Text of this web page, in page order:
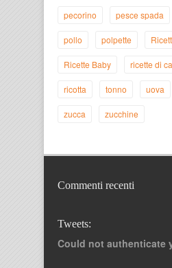
pecorino pesce spada
pollo polpette
Ricette Baby ricette di
ricotta tonno uova
zucca zucchine
Commenti recenti
Tweets:
Could not authenticate